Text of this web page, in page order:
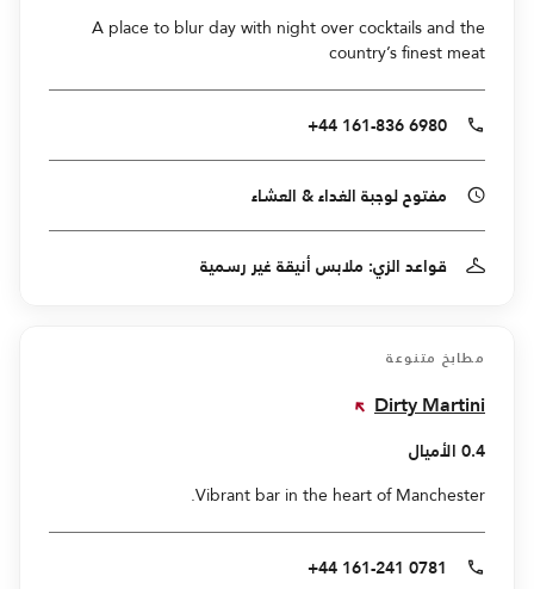
A place to blur day with night over cocktails and the
country’s finest meat
+44 161-836 6980
مفتوح لوجبة الغداء & العشاء
قواعد الزي: ملابس أنيقة غير رسمية
مطابخ متنوعة
Dirty Martini
0.4 الأميال
Vibrant bar in the heart of Manchester.
+44 161-241 0781